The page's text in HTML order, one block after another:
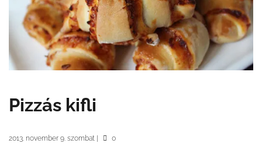
Pizzás kifli
2013. november 9. szombat 0